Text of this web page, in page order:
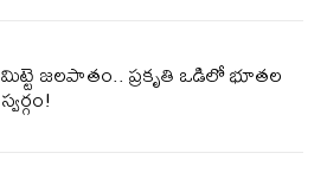
మిట్టె జలపాతం.. ప్రకృతి ఒడిలో భూతల
స్వర్గం!